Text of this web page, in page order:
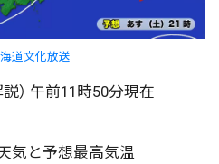
道文化放送
） 午前11時50分現在
気と予想最高気温